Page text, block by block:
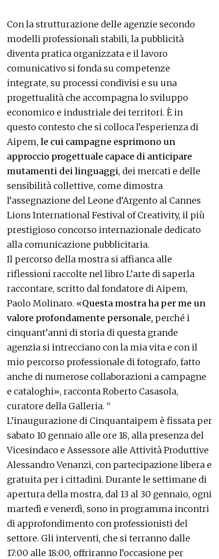
Con la strutturazione delle agenzie secondo
modelli professionali stabili, la pubblicità
diventa pratica organizzata e il lavoro
comunicativo si fonda su competenze
integrate, su processi condivisi e su una
progettualità che accompagna lo sviluppo
economico e industriale dei territori. È in
questo contesto che si colloca l’esperienza di
Aipem, le cui campagne esprimono un
approccio progettuale capace di anticipare
mutamenti dei linguaggi, dei mercati e delle
sensibilità collettive, come dimostra
l’assegnazione del Leone d’Argento al Cannes
Lions International Festival of Creativity, il più
prestigioso concorso internazionale dedicato
alla comunicazione pubblicitaria.
Il percorso della mostra si affianca alle
riflessioni raccolte nel libro L’arte di saperla
raccontare, scritto dal fondatore di Aipem,
Paolo Molinaro. «Questa mostra ha per me un
valore profondamente personale, perché i
cinquant’anni di storia di questa grande
agenzia si intrecciano con la mia vita e con il
mio percorso professionale di fotografo, fatto
anche di numerose collaborazioni a campagne
e cataloghi», racconta Roberto Casasola,
curatore della Galleria. “
L’inaugurazione di Cinquantaipem è fissata per
sabato 10 gennaio alle ore 18, alla presenza del
Vicesindaco e Assessore alle Attività Produttive
Alessandro Venanzi, con partecipazione libera e
gratuita per i cittadini. Durante le settimane di
apertura della mostra, dal 13 al 30 gennaio, ogni
martedì e venerdì, sono in programma incontri
di approfondimento con professionisti del
settore. Gli interventi, che si terranno dalle
17:00 alle 18:00, offriranno l’occasione per